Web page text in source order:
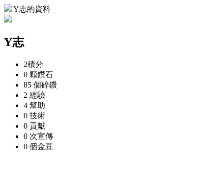
Y志的資料
Y志
2積分
0 顆鑽石
85 個碎鑽
2 經驗
4 幫助
0 技術
0 貢獻
0 次宣傳
0 個金豆